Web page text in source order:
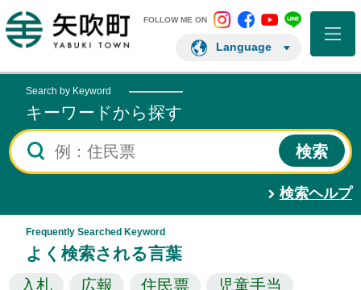
矢吹町ホームページ
FOLLOW ME ON 矢吹町 Instagram
矢吹町矢吹町矢吹町
Language
Search by Keyword
キーワードから探す
検索ヘルプ
Frequently Searched Keyword
よく検索される言葉
入札 広報 住民票 児童手当